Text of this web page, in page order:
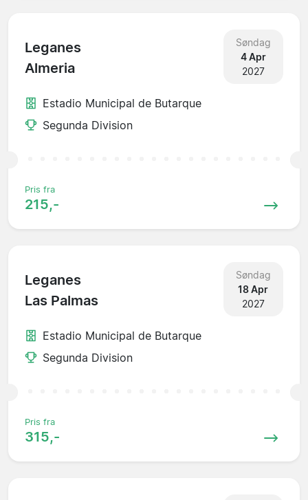
Leganes
Almeria
Søndag
4 Apr
2027
Estadio Municipal de Butarque
Segunda Division
Pris fra
215,-
Leganes
Las Palmas
Søndag
18 Apr
2027
Estadio Municipal de Butarque
Segunda Division
Pris fra
315,-